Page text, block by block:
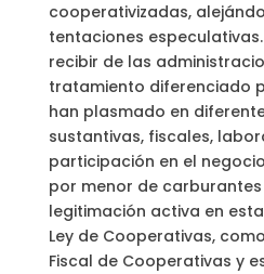
cooperativizadas,
tentaciones
recibir de las
tratamiento diferenciado
han plasmado en
sustantivas, fiscales,
participación en el
por menor de
legitimación activa en
Ley de Cooperativas,
Fiscal de Cooperativas y